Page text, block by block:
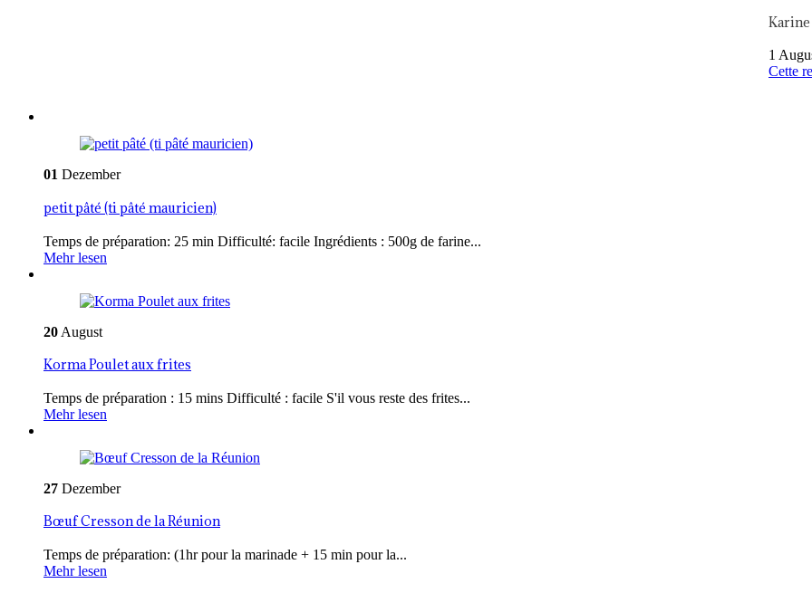
Karine
1
Cette
01 Dezember
petit pâté (ti pâté mauricien)
Temps de préparation: 25 min Difficulté: facile Ingrédients : 500g de farine...
Mehr lesen
20 August
Korma Poulet aux frites
Temps de préparation : 15 mins Difficulté : facile S'il vous reste des frites...
Mehr lesen
27 Dezember
Bœuf Cresson de la Réunion
Temps de préparation: (1hr pour la marinade + 15 min pour la...
Mehr lesen